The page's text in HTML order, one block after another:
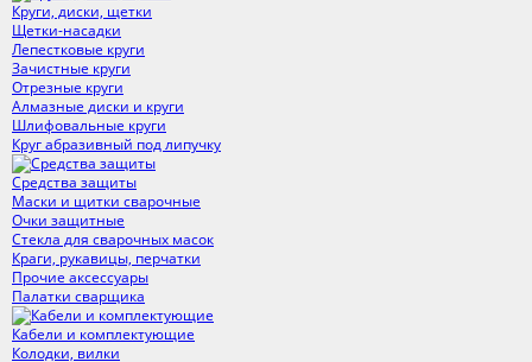
Круги, диски, щетки
Щетки-насадки
Лепестковые круги
Зачистные круги
Отрезные круги
Алмазные диски и круги
Шлифовальные круги
Круг абразивный под липучку
Средства защиты
Маски и щитки сварочные
Очки защитные
Стекла для сварочных масок
Краги, рукавицы, перчатки
Прочие аксессуары
Палатки сварщика
Кабели и комплектующие
Колодки, вилки